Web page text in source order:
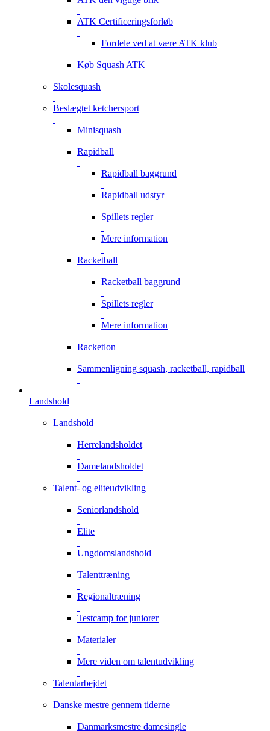
ATK Certificeringsforløb
Fordele ved at være ATK klub
Køb Squash ATK
Skolesquash
Beslægtet ketchersport
Minisquash
Rapidball
Rapidball baggrund
Rapidball udstyr
Spillets regler
Mere information
Racketball
Racketball baggrund
Spillets regler
Mere information
Racketlon
Sammenligning squash, racketball, rapidball
Landshold
Landshold
Herrelandsholdet
Damelandsholdet
Talent- og eliteudvikling
Seniorlandshold
Elite
Ungdomslandshold
Talenttræning
Regionaltræning
Testcamp for juniorer
Materialer
Mere viden om talentudvikling
Talentarbejdet
Danske mestre gennem tiderne
Danmarksmestre damesingle